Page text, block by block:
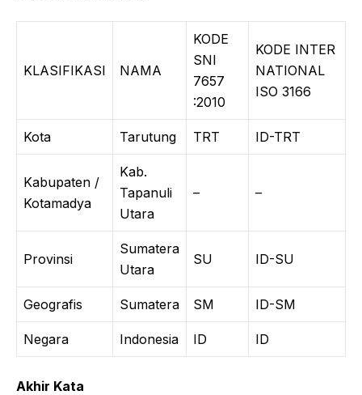
KLASIFIKASI NAMA
KODE
SNI
7657
:2010
KODE INTER
NATIONAL
ISO 3166
Kota Tarutung TRT ID-TRT
Kabupaten /
Kotamadya
Kab.
Tapanuli
Utara
– –
Provinsi
Sumatera
Utara
SU ID-SU
Geografis Sumatera SM ID-SM
Negara Indonesia ID ID
Akhir Kata